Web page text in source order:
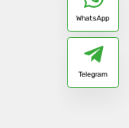
WhatsApp
Telegram